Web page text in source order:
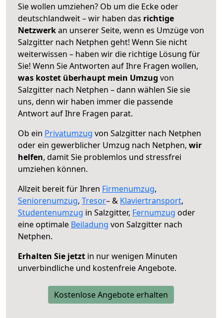
Sie wollen umziehen? Ob um die Ecke oder
deutschlandweit – wir haben das richtige
Netzwerkan unserer Seite, wenn es Umzüge von
Salzgitter nach Netphen geht! Wenn Sie nicht
weiterwissen – haben wir die richtige Lösung für
Sie! Wenn Sie Antworten auf Ihre Fragen wollen,
was kostet überhaupt mein Umzug von
Salzgitter nach Netphen – dann wählen Sie sie
uns, denn wir haben immer die passende
Antwort auf Ihre Fragen parat.
Ob ein Privatumzug von Salzgitter nach Netphen
oder ein gewerblicher Umzug nach Netphen, wir
helfen, damit Sie problemlos und stressfrei
umziehen können.
Allzeit bereit für Ihren Firmenumzug,
Seniorenumzug, Tresor– & Klaviertransport,
Studentenumzug in Salzgitter, Fernumzug oder
eine optimale Beiladung von Salzgitter nach
Netphen.
Erhalten Sie jetzt in nur wenigen Minuten
unverbindliche und kostenfreie Angebote.
Kostenlose Angebote erhalten